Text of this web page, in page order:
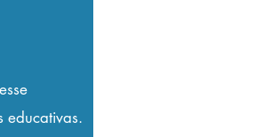
educativas.